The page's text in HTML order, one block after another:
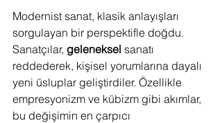
Modernist sanat, klasik anlayışları
sorgulayan bir perspektifle doğdu.
Sanatçılar, geleneksel sanatı
reddederek, kişisel yorumlarına dayalı
yeni üsluplar geliştirdiler. Özellikle
empresyonizm ve kübizm gibi akımlar,
bu değişimin en çarpıcı